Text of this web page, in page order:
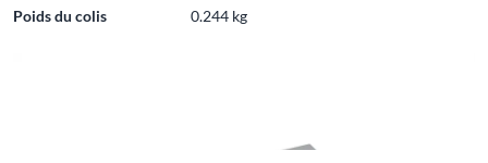
Poids du colis
0.244 kg